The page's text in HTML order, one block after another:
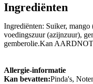
Ingrediënten
Ingrediënten: Suiker,
voedingszuur (azijnzuur),
gemberolie.Kan
Allergie-informatie
Kan bevatten:Pinda's,